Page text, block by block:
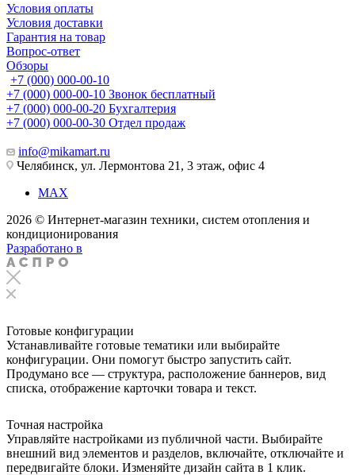
Условия оплаты
Условия доставки
Гарантия на товар
Вопрос-ответ
Обзоры
+7 (000) 000-00-10
+7 (000) 000-00-10 Звонок бесплатный
+7 (000) 000-00-20 Бухгалтерия
+7 (000) 000-00-30 Отдел продаж
info@mikamart.ru
Челябинск, ул. Лермонтова 21, 3 этаж, офис 4
MAX
2026 © Интернет-магазин техники, систем отопления и
кондиционирования
Разработано в
Готовые конфигурации
Устанавливайте готовые тематики или выбирайте
конфигурации. Они помогут быстро запустить сайт.
Продумано все — структура, расположение баннеров, вид
списка, отображение карточки товара и текст.
Точная настройка
Управляйте настройками из публичной части. Выбирайте
внешний вид элементов и разделов, включайте, отключайте и
передвигайте блоки. Изменяйте дизайн сайта в 1 клик.